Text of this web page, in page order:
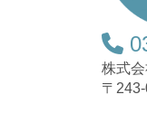
株式
〒